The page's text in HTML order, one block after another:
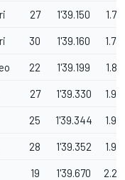
27 1'39.150
30 1'39.160
22 1'39.199
27 1'39.330
25 1'39.344
28 1'39.352
19 1'39.670